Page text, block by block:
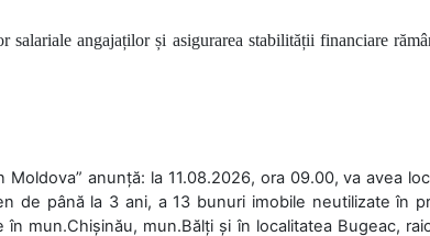
salariale angajațilorși asigurarea stabilității financiare
Moldova” anunță: la 11.08.2026, ora 09.00, va avea
de până la 3 ani, a 13 bunuri imobile neutilizate în
mun.Chișinău, mun.Bălți și în localitatea Bugeac,